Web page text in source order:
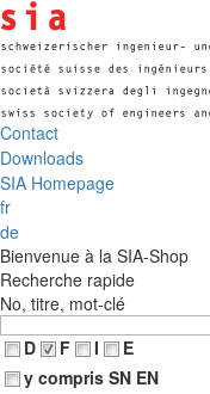
Contact
Downloads
SIA Homepage
fr
de
Bienvenue à la SIA-Shop
Recherche rapide
No, titre, mot-clé
D
F I
E
y compris SN EN